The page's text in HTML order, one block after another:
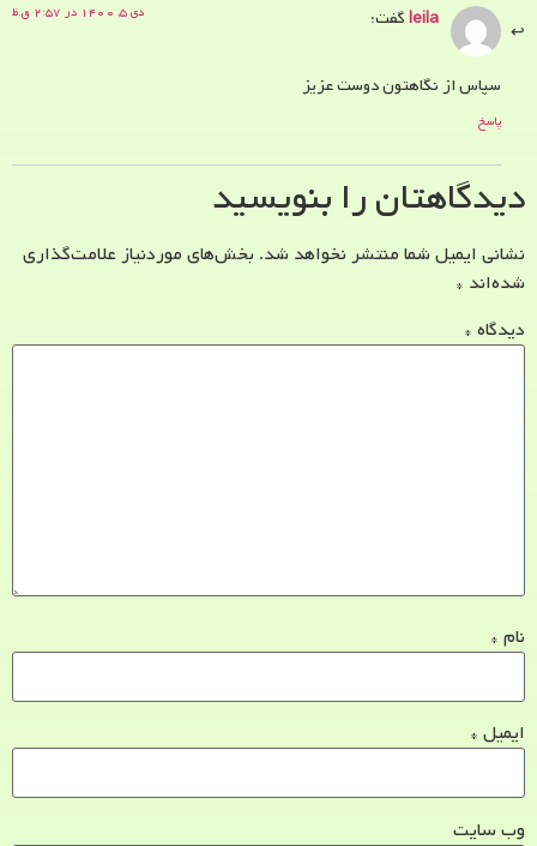
leilaگفت: دی ۵, ۱۴۰۰ در ۲:۵۷ ق.ظ
سپاس از نگاهتون دوست عزیز
پاسخ
دیدگاهتان را بنویسید
نشانی ایمیل شما منتشر نخواهد شد. بخش‌های موردنیاز علامت‌گذاری
شده‌اند *
دیدگاه *
نام *
ایمیل *
وب‌ سایت